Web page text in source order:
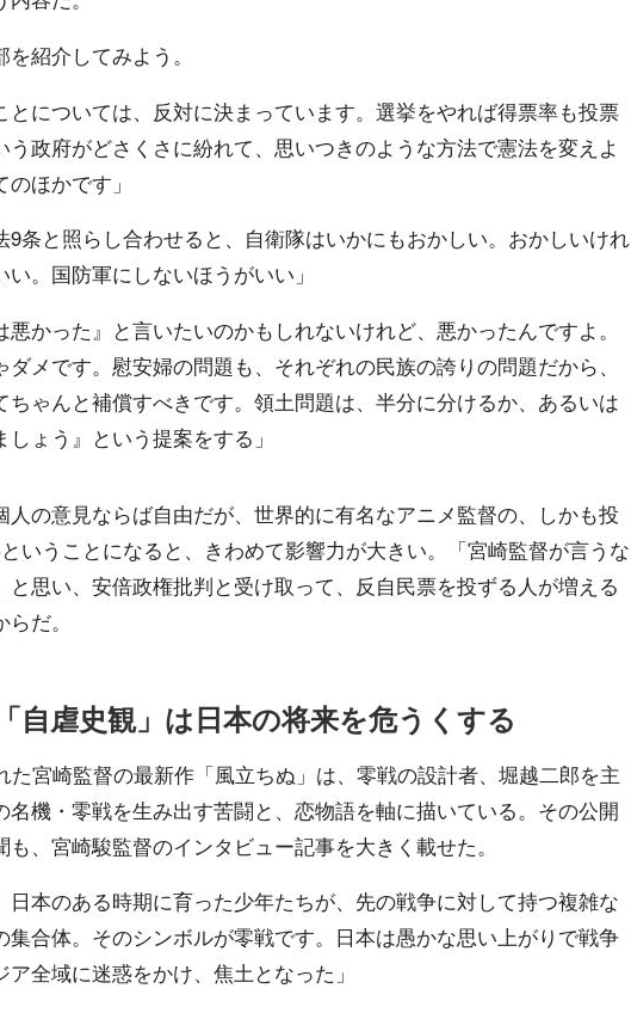
紹介してみよう。
とについては、反対に決まっています。選挙をやれば得票率も投票
う政府がどさくさに紛れて、思いつきのような方法で憲法を変えよ
ほかです」
9条と照らし合わせると、自衛隊はいかにもおかしい。おかしいけれ
。国防軍にしないほうがいい」
悪かった』と言いたいのかもしれないけれど、悪かったんですよ。
ダメです。慰安婦の問題も、それぞれの民族の誇りの問題だから、
ちゃんと補償すべきです。領土問題は、半分に分けるか、あるいは
しょう』という提案をする」
人の意見ならば自由だが、世界的に有名なアニメ監督の、しかも投
いうことになると、きわめて影響力が大きい。「宮崎監督が言うな
と思い、安倍政権批判と受け取って、反自民票を投ずる人が増える
だ。
自虐史観」は日本の将来を危うくする
た宮崎監督の最新作「風立ちぬ」は、零戦の設計者、堀越二郎を主
名機・零戦を生み出す苦闘と、恋物語を軸に描いている。その公開
、宮崎駿監督のインタビュー記事を大きく載せた。
日本のある時期に育った少年たちが、先の戦争に対して持つ複雑な
集合体。そのシンボルが零戦です。日本は愚かな思い上がりで戦争
ア全域に迷惑をかけ、焦土となった」